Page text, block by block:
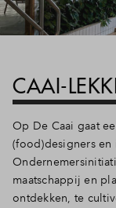
CAAI-
Op De Caai gaat
(food)designers en
maatschappij en
ontdekken, te